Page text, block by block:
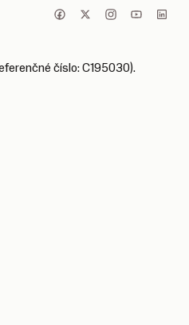
číslo: C195030).